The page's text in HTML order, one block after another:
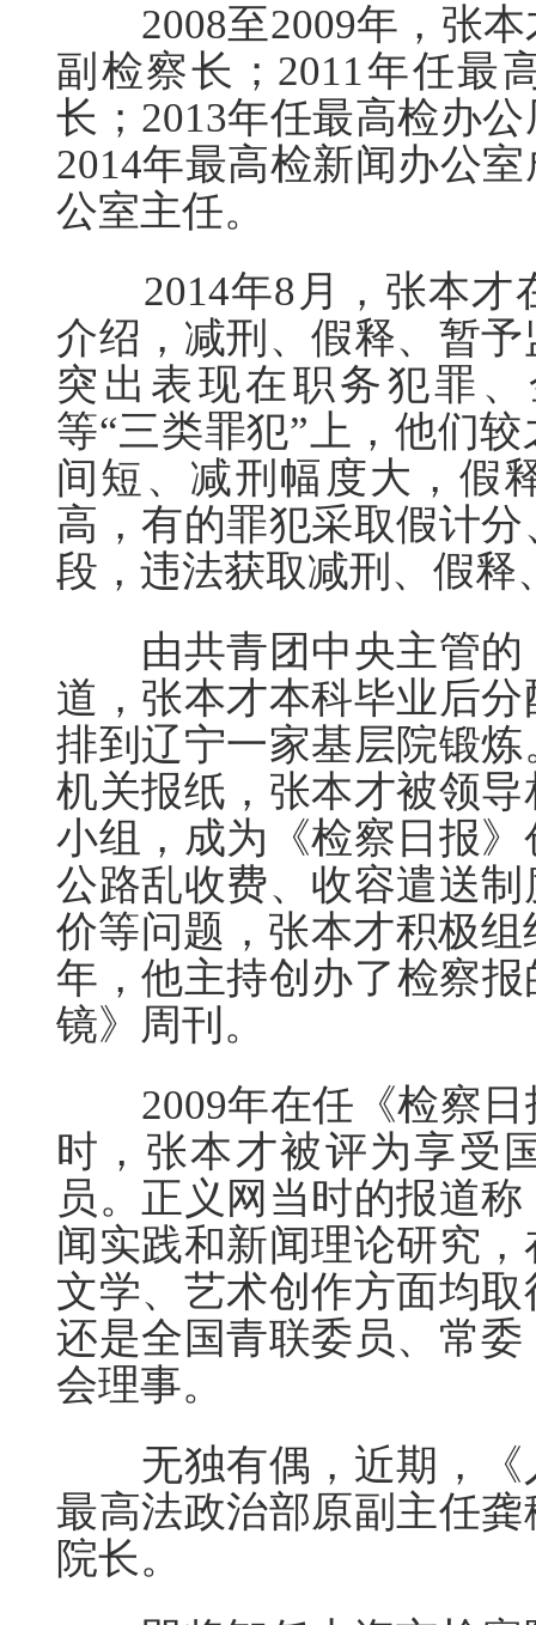
2008至2009年，张本
副检察长；2011年任最
长；2013年任最高检办
2014年最高检新闻办公
公室主任。
2014年8月，张本才
介绍，减刑、假释、暂
突出表现在职务犯罪
等“三类罪犯”上，他们
间短、减刑幅度大，假
高，有的罪犯采取假计
段，违法获取减刑、假释
由共青团中央主管的
道，张本才本科毕业后
排到辽宁一家基层院锻
机关报纸，张本才被领
小组，成为《检察日报
公路乱收费、收容遣送
价等问题，张本才积极
年，他主持创办了检察
镜》周刊。
2009年在任《检察日
时，张本才被评为享受
员。正义网当时的报道
闻实践和新闻理论研究
文学、艺术创作方面均
还是全国青联委员、常
会理事。
无独有偶，近期，《
最高法政治部原副主任
院长。